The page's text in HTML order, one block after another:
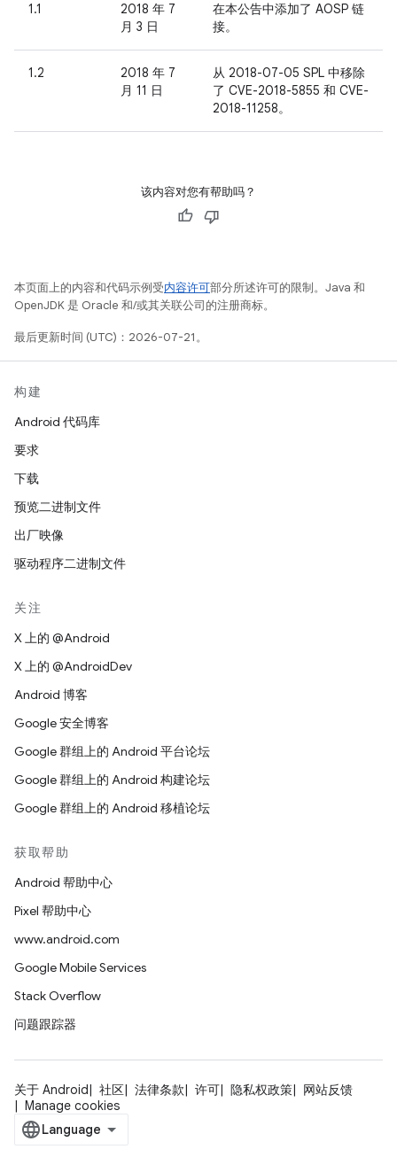
1.1
2018 年 7
月 3 日
在本公告中添加了 AOSP 链
接。
1.2
2018 年 7
月 11 日
从 2018-07-05 SPL 中移除
了 CVE-2018-5855 和 CVE-
2018-11258。
该内容对您有帮助吗？
本页面上的内容和代码示例受内容许可部分所述许可的限制。Java 和
OpenJDK 是 Oracle 和/或其关联公司的注册商标。
最后更新时间 (UTC)：2026-07-21。
构建
Android 代码库
要求
下载
预览二进制文件
出厂映像
驱动程序二进制文件
关注
X 上的 @Android
X 上的 @AndroidDev
Android 博客
Google 安全博客
Google 群组上的 Android 平台论坛
Google 群组上的 Android 构建论坛
Google 群组上的 Android 移植论坛
获取帮助
Android 帮助中心
Pixel 帮助中心
www.android.com
Google Mobile Services
Stack Overflow
问题跟踪器
关于 Android 社区 法律条款 许可 隐私权政策
网站反馈
Manage cookies